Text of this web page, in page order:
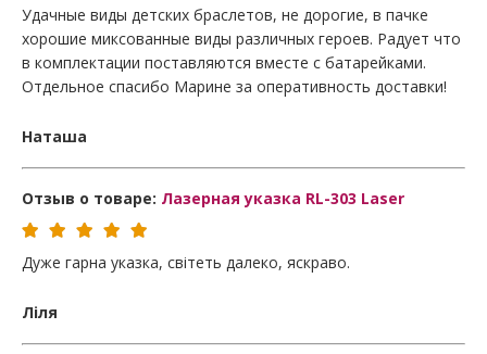
Удачные виды детских браслетов, не дорогие, в пачке
хорошие миксованные виды различных героев. Радует что
в комплектации поставляются вместе с батарейками.
Отдельное спасибо Марине за оперативность доставки!
Наташа
Отзыв о товаре: Лазерная указка RL-303 Laser
Дуже гарна указка, світеть далеко, яскраво.
Ліля